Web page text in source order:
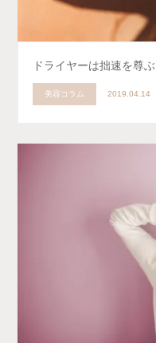
ドライヤーは拙速を尊ぶ
美容コラム 2019.04.14